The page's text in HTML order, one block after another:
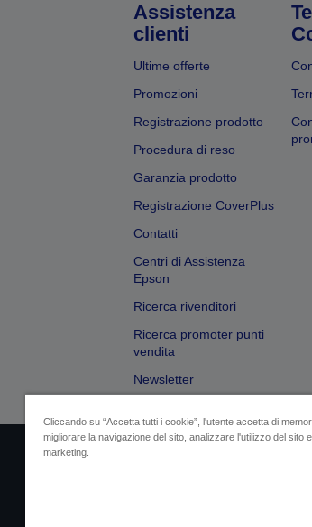
Assistenza
clienti
Ultime offerte
Promozioni
Registrazione prodotto
Procedura di reso
Garanzia prodotto
Registrazione CoverPlus
Contatti
Centri di Assistenza
Epson
Ricerca rivenditori
Ricerca promoter punti
vendita
Newsletter
Cliccando su “Accetta tutti i cookie”, l'utente accetta di
migliorare la navigazione del sito, analizzare l'utilizzo del sito
marketing.